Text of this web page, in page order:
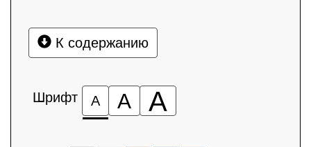
К содержанию
Шрифт А А А